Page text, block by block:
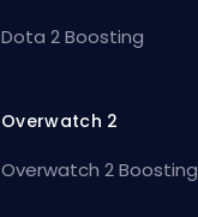
Dota 2 Boosting
Overwatch 2
Overwatch 2 Boosting